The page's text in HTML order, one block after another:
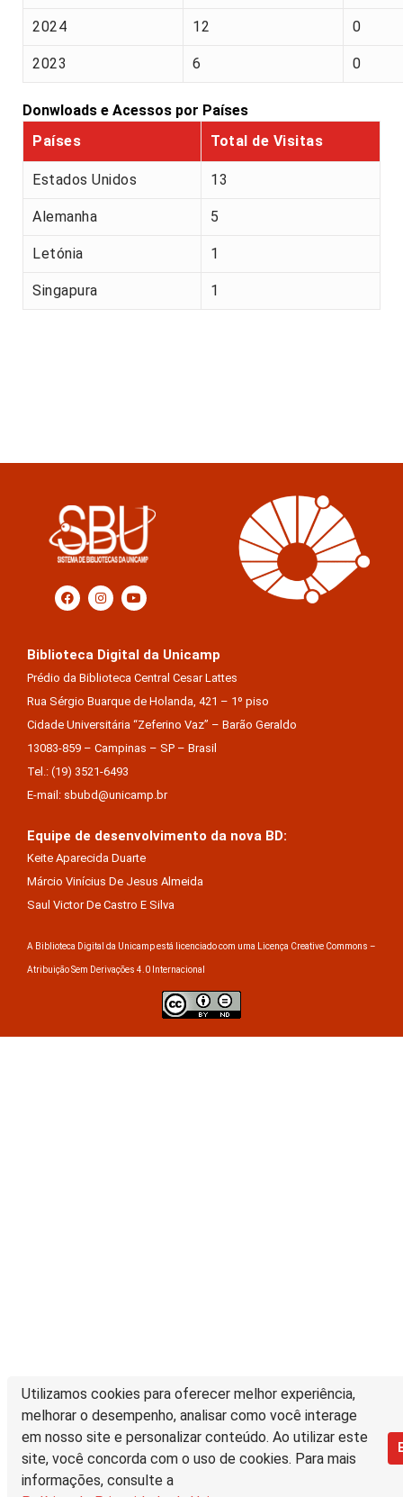
Utilizamos cookies para oferecer melhor experiência,
melhorar o desempenho, analisar como você interage
em nosso site e personalizar conteúdo. Ao utilizar este
site, você concorda com o uso de cookies. Para mais
informações, consulte a
2024 12 0
2023 6 0
Donwloads e Acessos por Países
Países
Total de Visitas
Estados Unidos 13
Alemanha 5
Letónia 1
Singapura 1
Biblioteca Digital da Unicamp
Prédio da Biblioteca Central Cesar Lattes
Rua Sérgio Buarque de Holanda, 421 – 1º piso
Cidade Universitária “Zeferino Vaz” – Barão Geraldo
13083-859 – Campinas – SP – Brasil
Tel.: (19) 3521-6493
E-mail: sbubd@unicamp.br
Equipe de desenvolvimento da nova BD:
Keite Aparecida Duarte
Márcio Vinícius De Jesus Almeida
Saul Victor De Castro E Silva
A Biblioteca Digital da Unicamp está licenciado com uma Licença Creative Commons –
Atribuição Sem Derivações 4.0 Internacional